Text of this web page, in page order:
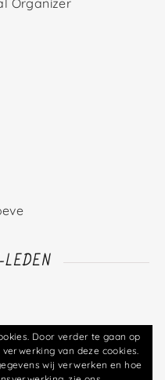
Organizer
U.A. (2026)
Door verder te gaan op
van deze cookies.
wij verwerken en hoe